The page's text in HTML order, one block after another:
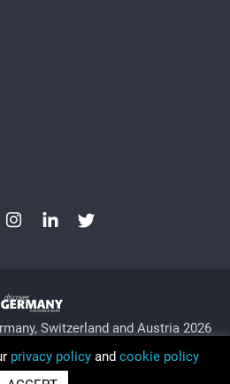
Switzerland and Austria 2026
Sitemap
and Scan Client Publishing •
privacy policy and cookie policy